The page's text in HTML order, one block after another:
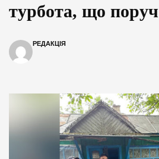
турбота, що поруч
РЕДАКЦІЯ